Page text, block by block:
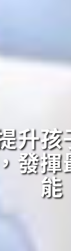
升孩
發揮
能